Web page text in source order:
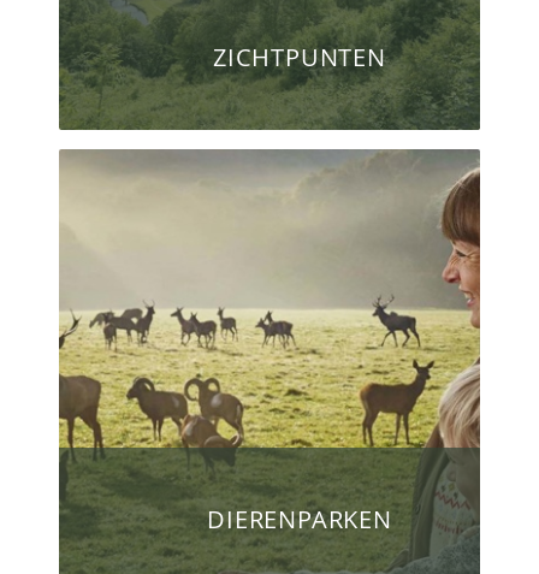
ZICHTPUNTEN
DIERENPARKEN